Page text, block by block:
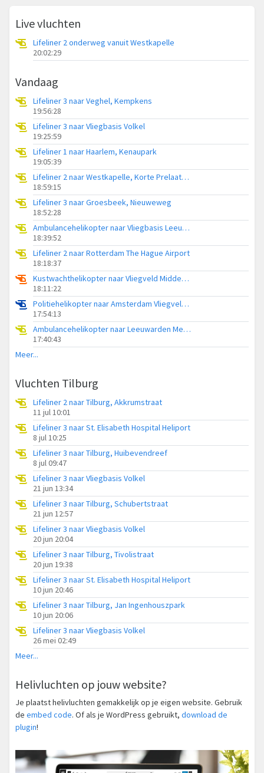
Live vluchten
Lifeliner 2 onderweg vanuit Westkapelle
20:02:29
Vandaag
Lifeliner 3 naar Veghel, Kempkens
19:56:28
Lifeliner 3 naar Vliegbasis Volkel
19:25:59
Lifeliner 1 naar Haarlem, Kenaupark
19:05:39
Lifeliner 2 naar Westkapelle, Korte Prelaatweg
18:59:15
Lifeliner 3 naar Groesbeek, Nieuweweg
18:52:28
Ambulancehelikopter naar Vliegbasis Leeuwarden
18:39:52
Lifeliner 2 naar Rotterdam The Hague Airport
18:18:37
Kustwachthelikopter naar Vliegveld Midden-Zeeland
18:11:22
Politiehelikopter naar Amsterdam Vliegveld Schiphol
17:54:13
Ambulancehelikopter naar Leeuwarden Medical Center Heliport
17:40:43
Meer...
Vluchten Tilburg
Lifeliner 2 naar Tilburg, Akkrumstraat
11 jul 10:01
Lifeliner 3 naar St. Elisabeth Hospital Heliport
8 jul 10:25
Lifeliner 3 naar Tilburg, Huibevendreef
8 jul 09:47
Lifeliner 3 naar Vliegbasis Volkel
21 jun 13:34
Lifeliner 3 naar Tilburg, Schubertstraat
21 jun 12:57
Lifeliner 3 naar Vliegbasis Volkel
20 jun 20:04
Lifeliner 3 naar Tilburg, Tivolistraat
20 jun 19:38
Lifeliner 3 naar St. Elisabeth Hospital Heliport
10 jun 20:46
Lifeliner 3 naar Tilburg, Jan Ingenhouszpark
10 jun 20:06
Lifeliner 3 naar Vliegbasis Volkel
26 mei 02:49
Meer...
Helivluchten op jouw website?
Je plaatst helivluchten gemakkelijk op je eigen website. Gebruik
de embed code. Of als je WordPress gebruikt, download de
plugin!